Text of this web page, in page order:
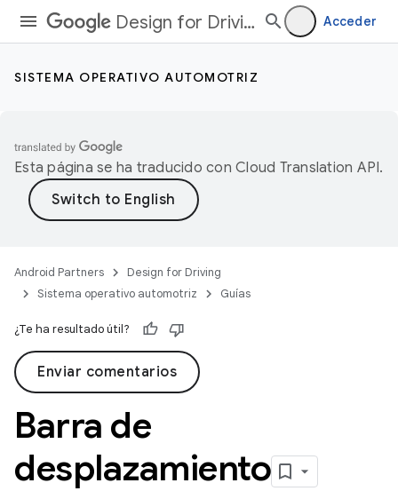
Design for Driving Acceder
SISTEMA OPERATIVO AUTOMOTRIZ
Esta página se ha traducido con Cloud Translation API.
Android Partners
Design for Driving
Sistema operativo automotriz
Guías
¿Te ha resultado útil?
Enviar comentarios
Barra de
desplazamiento